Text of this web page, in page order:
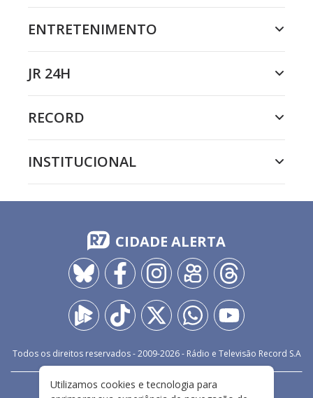
ENTRETENIMENTO
JR 24H
RECORD
INSTITUCIONAL
CIDADE ALERTA
Todos os direitos reservados - 2009-2026- Rádio e Televisão Record S.A
FALE CONOSCO PRIVACIDADE
Utilizamos cookies e tecnologia para